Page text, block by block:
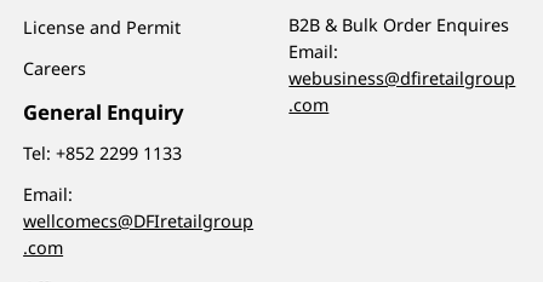
License and Permit
Careers
General Enquiry
Tel:+852 2299 1133
Email:
wellcomecs@DFIretailgroup
.com
B2B & Bulk Order Enquires
Email:
webusiness@dfiretailgroup
.com